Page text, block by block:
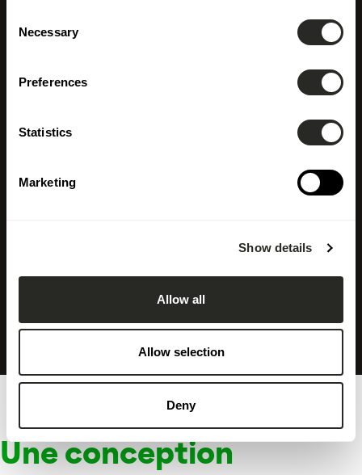
Selection
Necessary
Preferences
Statistics
Marketing
Show details
Allow all
Allow selection
Deny
Une conception